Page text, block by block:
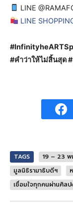
LINE
LINE
#คำว่าให้ไม่สิ้นสุด
TAGS 19 – 23 พ
มูลนิธิรามาธิบดีฯ
เชื่อมใจทุกคนผ่านศิลป